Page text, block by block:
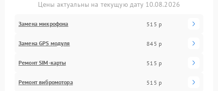
Цены актуальны на текущую дату 10.08.2026
Замена микрофона 515 р
Замена GPS модуля 845 р
Ремонт SIM-карты 515 р
Ремонт вибромотора 515 р